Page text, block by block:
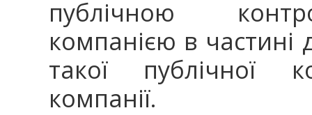
публічною
компанією в частині
такої публічної
компанії.